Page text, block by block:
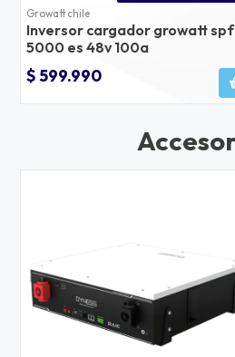
Growatt chile
Inversor cargador growatt spf
5000 es 48v 100a
$ 599.990